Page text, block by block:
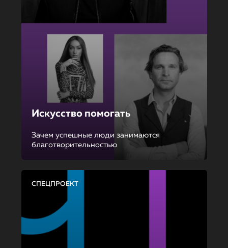
Искусство помогать
Зачем успешные люди занимаются
благотворительностью
СПЕЦПРОЕКТ